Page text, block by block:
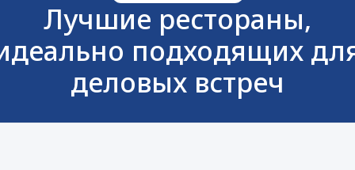
Лучшие рестораны,
подходящих
деловых встреч